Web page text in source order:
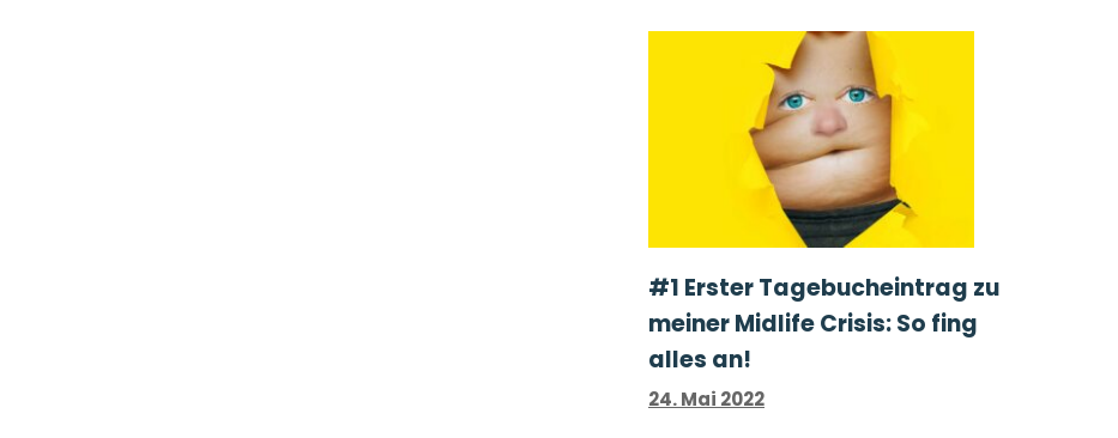
#1 Erster Tage­buch­ein­trag zu
meiner Midlife Crisis: So fing
alles an!
24. Mai 2022